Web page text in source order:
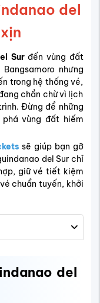
del
Surđến vùng đất
nhưng
trong hệ thống vé,
chần chừ vì lịch
Đừng để những
vùng đất hiếm
sẽ giúp bạn gỡ
del Sur chỉ
giữ vé tiết kiệm
chuẩn tuyến, khởi
del